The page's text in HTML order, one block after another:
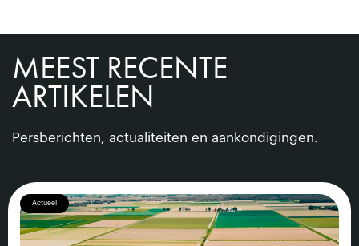
MEEST RECENTE
ARTIKELEN
Persberichten, actualiteiten en aankondigingen.
Actueel